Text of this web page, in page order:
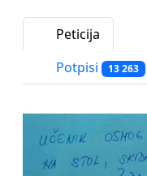
Peticija
Potpisi 13 263